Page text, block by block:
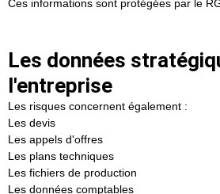
Ces informations sont protégées par le
Les données
l'entreprise
Les risques concernent également :
Les devis
Les appels d'offres
Les plans techniques
Les fichiers de production
Les données comptables